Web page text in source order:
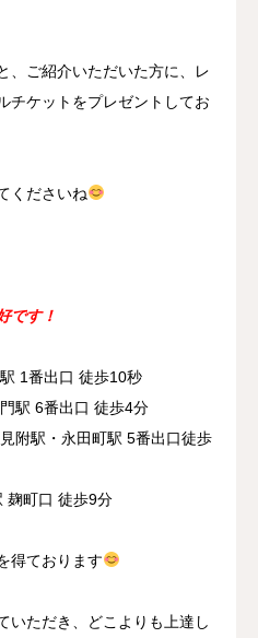
、ご紹介いただいた方に、レ
チケットをプレゼントしてお
くださいね
です！
1番出口 徒歩10秒
駅 6番出口 徒歩4分
附駅・永田町駅 5番出口徒歩
麹町口 徒歩9分
得ております
いただき、どこよりも上達し